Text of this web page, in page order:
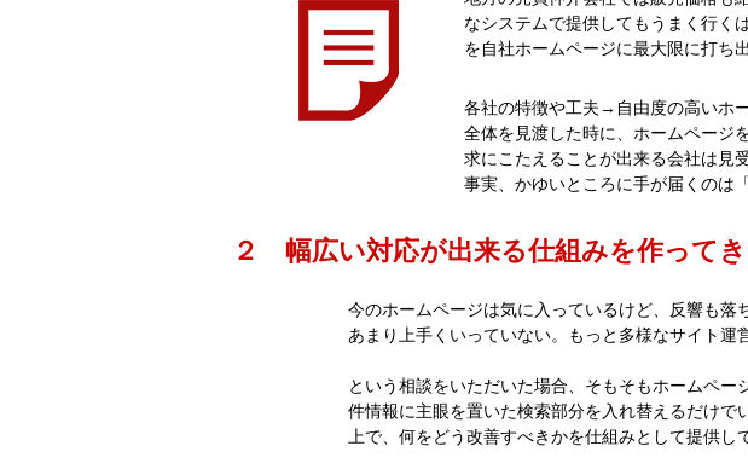
なシステムで提供してもうまく行く
を自社ホームページに最大限に打ち
各社の特徴や工夫→自由度の高いホ
全体を見渡した時に、ホームページ
求にこたえることが出来る会社は見
事実、かゆいところに手が届くのは
２ 幅広い対応が出来る仕組みを作って
今のホームページは気に入っているけど、反響も落
あまり上手くいっていない。もっと多様なサイト運
という相談をいただいた場合、そもそもホームペ
件情報に主眼を置いた検索部分を入れ替えるだけ
上で、何をどう改善すべきかを仕組みとして提供し